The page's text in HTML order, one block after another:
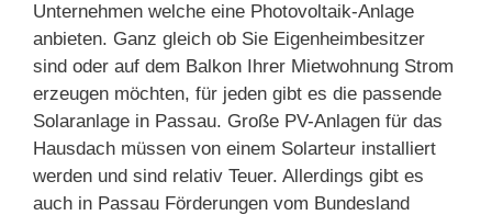
Unternehmen welche eine Photovoltaik-Anlage
anbieten. Ganz gleich ob Sie Eigenheimbesitzer
sind oder auf dem Balkon Ihrer Mietwohnung Strom
erzeugen möchten, für jeden gibt es die passende
Solaranlage in Passau. Große PV-Anlagen für das
Hausdach müssen von einem Solarteur installiert
werden und sind relativ Teuer. Allerdings gibt es
auch in Passau Förderungen vom Bundesland